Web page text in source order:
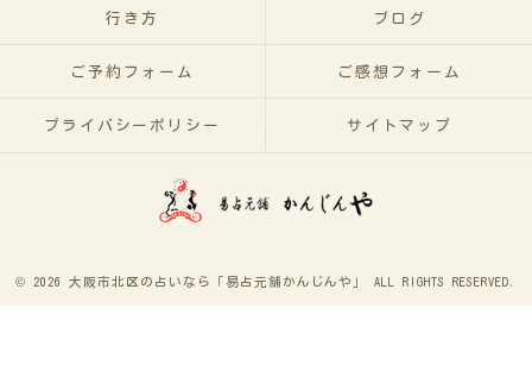
行き方 ブログ
ご予約フォーム ご感想フォーム
プライバシーポリシー サイトマップ
© 2026 大阪市北区の占いなら「易占元舖かんじんや」 ALL RIGHTS RESERVED.